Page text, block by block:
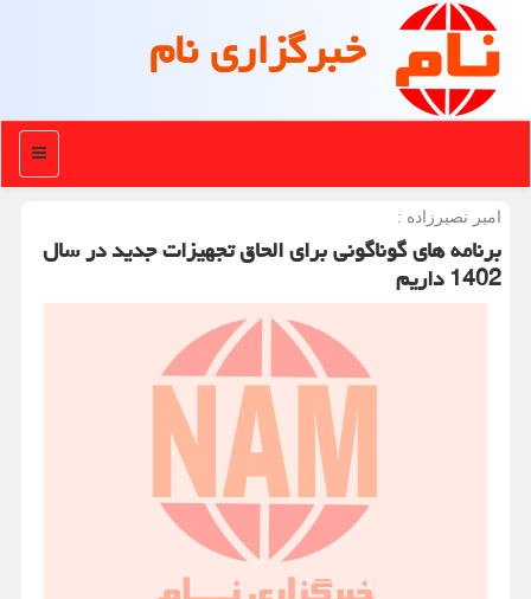
خبرگزاری نام
منو
امیر نصیرزاده :
برنامه های گوناگونی برای الحاق تجهیزات جدید در سال
1402 داریم